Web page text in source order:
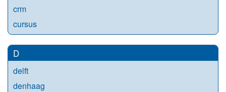
crm
cursus
D
delft
denhaag